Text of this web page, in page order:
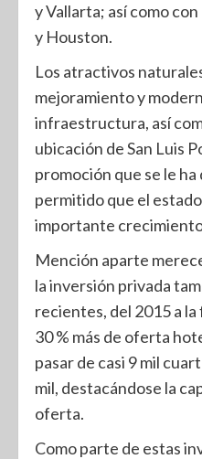
y Vallarta; así como
y Houston.
Los atractivos
mejoramiento y
infraestructura, así
ubicación de San Luis
promoción que se le
permitido que el
importante
Mención aparte
la inversión privada
recientes, del 2015 a
30 % más de oferta
pasar de casi 9 mil
mil, destacándose la
oferta.
Como parte de estas